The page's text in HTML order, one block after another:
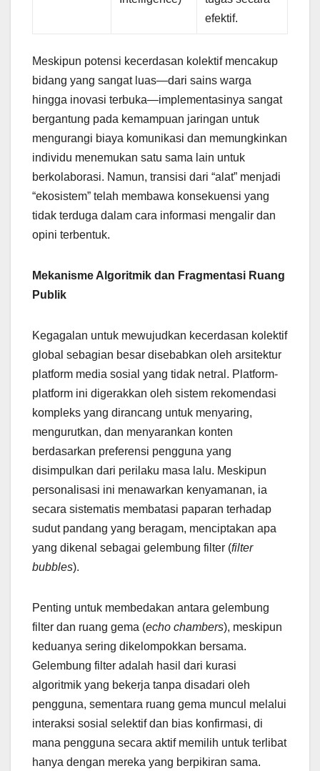
efektif.
Meskipun potensi kecerdasan kolektif mencakup
bidang yang sangat luas—dari sains warga
hingga inovasi terbuka—implementasinya sangat
bergantung pada kemampuan jaringan untuk
mengurangi biaya komunikasi dan memungkinkan
individu menemukan satu sama lain untuk
berkolaborasi. Namun, transisi dari “alat” menjadi
“ekosistem” telah membawa konsekuensi yang
tidak terduga dalam cara informasi mengalir dan
opini terbentuk.
Mekanisme Algoritmik dan Fragmentasi Ruang
Publik
Kegagalan untuk mewujudkan kecerdasan kolektif
global sebagian besar disebabkan oleh arsitektur
platform media sosial yang tidak netral. Platform-
platform ini digerakkan oleh sistem rekomendasi
kompleks yang dirancang untuk menyaring,
mengurutkan, dan menyarankan konten
berdasarkan preferensi pengguna yang
disimpulkan dari perilaku masa lalu. Meskipun
personalisasi ini menawarkan kenyamanan, ia
secara sistematis membatasi paparan terhadap
sudut pandang yang beragam, menciptakan apa
yang dikenal sebagai gelembung filter (filter
bubbles).
Penting untuk membedakan antara gelembung
filter dan ruang gema (echo chambers), meskipun
keduanya sering dikelompokkan bersama.
Gelembung filter adalah hasil dari kurasi
algoritmik yang bekerja tanpa disadari oleh
pengguna, sementara ruang gema muncul melalui
interaksi sosial selektif dan bias konfirmasi, di
mana pengguna secara aktif memilih untuk terlibat
hanya dengan mereka yang berpikiran sama.